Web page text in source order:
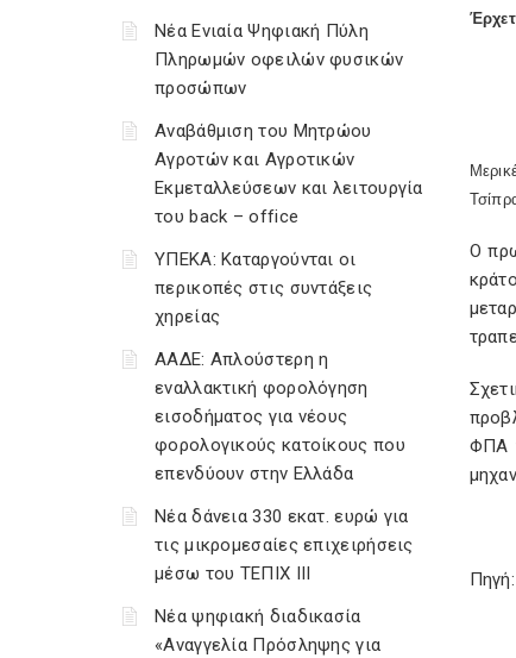
Νέα Ενιαία Ψηφιακή Πύλη
Πληρωμών οφειλών φυσικών
προσώπων
Αναβάθμιση του Μητρώου
Αγροτών και Αγροτικών
Εκμεταλλεύσεων και λειτουργία
του back – office
ΥΠΕΚΑ: Καταργούνται οι
περικοπές στις συντάξεις
χηρείας
ΑΑΔΕ: Απλούστερη η
εναλλακτική φορολόγηση
εισοδήματος για νέους
φορολογικούς κατοίκους που
επενδύουν στην Ελλάδα
Νέα δάνεια 330 εκατ. ευρώ για
τις μικρομεσαίες επιχειρήσεις
μέσω του ΤΕΠΙΧ ΙΙΙ
Νέα ψηφιακή διαδικασία
«Αναγγελία Πρόσληψης για
Ο
ΦΠΑ